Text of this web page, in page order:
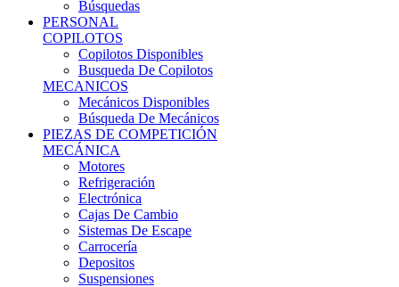
COPILOTOS
Copilotos Disponibles
Busqueda De Copilotos
MECANICOS
Mecánicos Disponibles
Búsqueda De Mecánicos
PIEZAS DE COMPETICIÓN
MECÁNICA
Motores
Refrigeración
Electrónica
Cajas De Cambio
Sistemas De Escape
Carrocería
Depositos
Suspensiones
Frenos